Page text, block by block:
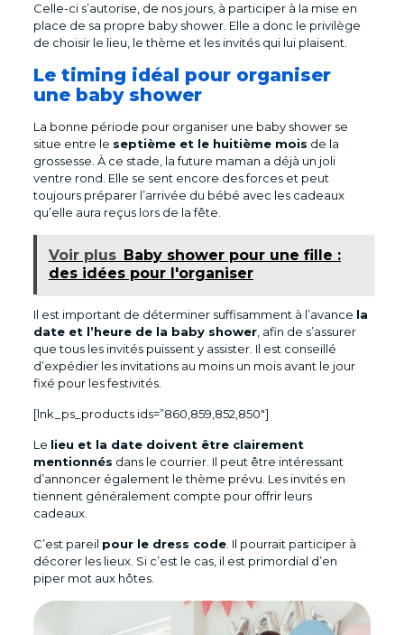
Celle-ci s’autorise, de nos jours, à participer à la mise en
place de sa propre baby shower. Elle a donc le privilège
de choisir le lieu, le thème et les invités qui lui plaisent.
Le timing idéal pour organiser
une baby shower
La bonne période pour organiser une baby shower se
situe entre le septième et le huitième mois de la
grossesse. À ce stade, la future maman a déjà un joli
ventre rond. Elle se sent encore des forces et peut
toujours préparer l’arrivée du bébé avec les cadeaux
qu’elle aura reçus lors de la fête.
Voir plus Baby shower pour une fille :
des idées pour l'organiser
Il est important de déterminer suffisamment à l’avance la
date et l’heure de la baby shower, afin de s’assurer
que tous les invités puissent y assister. Il est conseillé
d’expédier les invitations au moins un mois avant le jour
fixé pour les festivités.
[lnk_ps_products ids=”860,859,852,850″]
Le lieu et la date doivent être clairement
mentionnés dans le courrier. Il peut être intéressant
d’annoncer également le thème prévu. Les invités en
tiennent généralement compte pour offrir leurs
cadeaux.
C’est pareil pour le dress code. Il pourrait participer à
décorer les lieux. Si c’est le cas, il est primordial d’en
piper mot aux hôtes.